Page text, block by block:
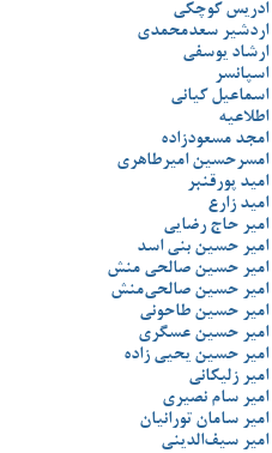
ادریس کوچکی
اردشیر سعدمحمدی
ارشاد یوسفی
اسپانسر
اسماعیل کیانی
اطلاعیه
امجد مسعودزاده
امسرحسین امیرطاهری
امید پورقنبر
امید زارع
امیر حاج رضایی
امیر حسین بنی اسد
امیر حسین صالحی منش
امیر حسین صالحی‌منش
امیر حسین طاحونی
امیر حسین عسگری
امیر حسین یحیی زاده
امیر زلیکانی
امیر سام نصیری
امیر سامان تورانیان
امیر سیف‌الدینی